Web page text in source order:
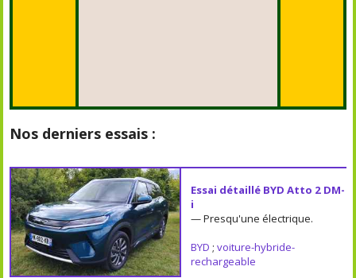
Nos derniers essais :
Essai détaillé BYD Atto 2 DM-
i
— Presqu'une électrique.
BYD ; voiture-hybride-
rechargeable